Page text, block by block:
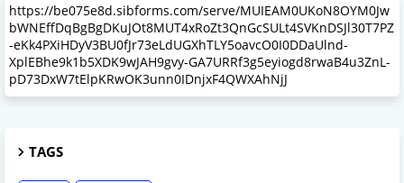
https://be075e8d.sibforms.com/serve/MUIEAM0UKoN8OYM0Jw
bWNEffDqBgBgDKuJOt8MUT4xRoZt3QnGcSULt4SVKnDSJl30T7PZ
-eKk4PXiHDyV3BU0fJr73eLdUGXhTLY5oavcO0I0DDaUlnd-
XplEBhe9k1b5XDK9wJAH9gvy-GA7URRf3g5eyiogd8rwaB4u3ZnL-
pD73DxW7tElpKRwOK3unn0IDnjxF4QWXAhNjJ
TAGS